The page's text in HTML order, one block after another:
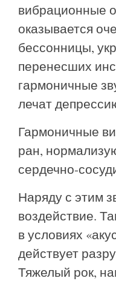
вибрационные
оказывается
бессонницы,
перенесших
гармоничные
лечат
Гармоничные
ран,
сердечно-
Наряду с этим
воздействие.
в условиях
действует
Тяжелый рок,